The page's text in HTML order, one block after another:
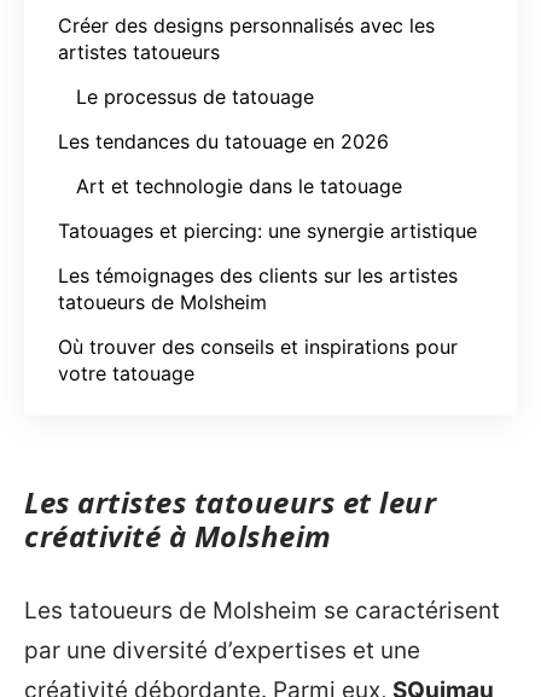
Créer des designs personnalisés avec les
artistes tatoueurs
Le processus de tatouage
Les tendances du tatouage en 2026
Art et technologie dans le tatouage
Tatouages et piercing: une synergie artistique
Les témoignages des clients sur les artistes
tatoueurs de Molsheim
Où trouver des conseils et inspirations pour
votre tatouage
Les artistes tatoueurs et leur
créativité à Molsheim
Les tatoueurs de Molsheim se caractérisent
par une diversité d’expertises et une
créativité débordante. Parmi eux, SQuimau